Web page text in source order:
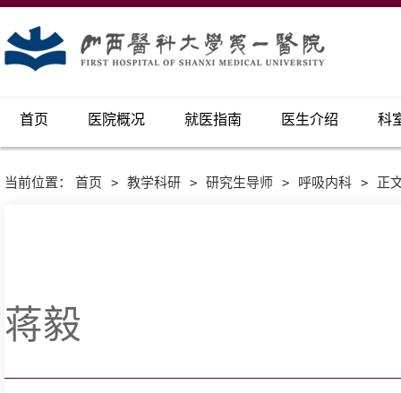
首页 医院概况 就医指南 医生介绍 科
当前位置： 首页 > 教学科研 > 研究生导师 > 呼吸内科 > 正
蒋毅